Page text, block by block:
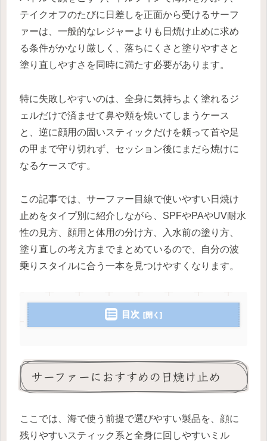
テイクオフのたびに日差しを正面から受けるサーフ
ァーは、一般的なレジャーよりも日焼け止めに求め
る条件がかなり厳しく、落ちにくさと塗りやすさと
塗り直しやすさを同時に満たす必要があります。
特に失敗しやすいのは、全身に気持ちよく塗れるジ
ェルだけで済ませて鼻や頬を焼いてしまうケース
と、逆に顔用の固いスティックだけを頼って首や足
の甲まで守り切れず、セッション後にまだら焼けに
なるケースです。
この記事では、サーファー目線で使いやすい日焼け
止めをタイプ別に紹介しながら、SPFやPAやUV耐水
性の見方、顔用と体用の分け方、入水前の塗り方、
塗り直しの考え方までまとめているので、自分の波
乗りスタイルに合う一本を見つけやすくなります。
目次
サーファーにおすすめの日焼け止め
ここでは、海で使う前提で選びやすい製品を、顔に
残りやすいスティック系と全身に回しやすいミル